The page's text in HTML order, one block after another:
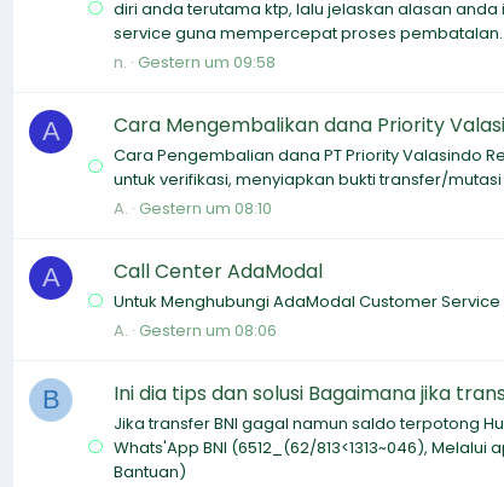
diri anda terutama ktp, lalu jelaskan alasan
service guna mempercepat proses
n. Gestern um 09:58
A Cara Mengembalikan dana Priority
Cara Pengembalian dana PT Priority Valasindo
untuk verifikasi, menyiapkan bukti transfer/
A. Gestern um 08:10
A Call Center AdaModal
Untuk Menghubungi AdaModal Customer
A. Gestern um 08:06
B Ini dia tips dan solusi Bagaimana jika
Jika transfer BNI gagal namun saldo terpotong
Whats'App BNI (6512_(62/813<1313~046),
Bantuan)